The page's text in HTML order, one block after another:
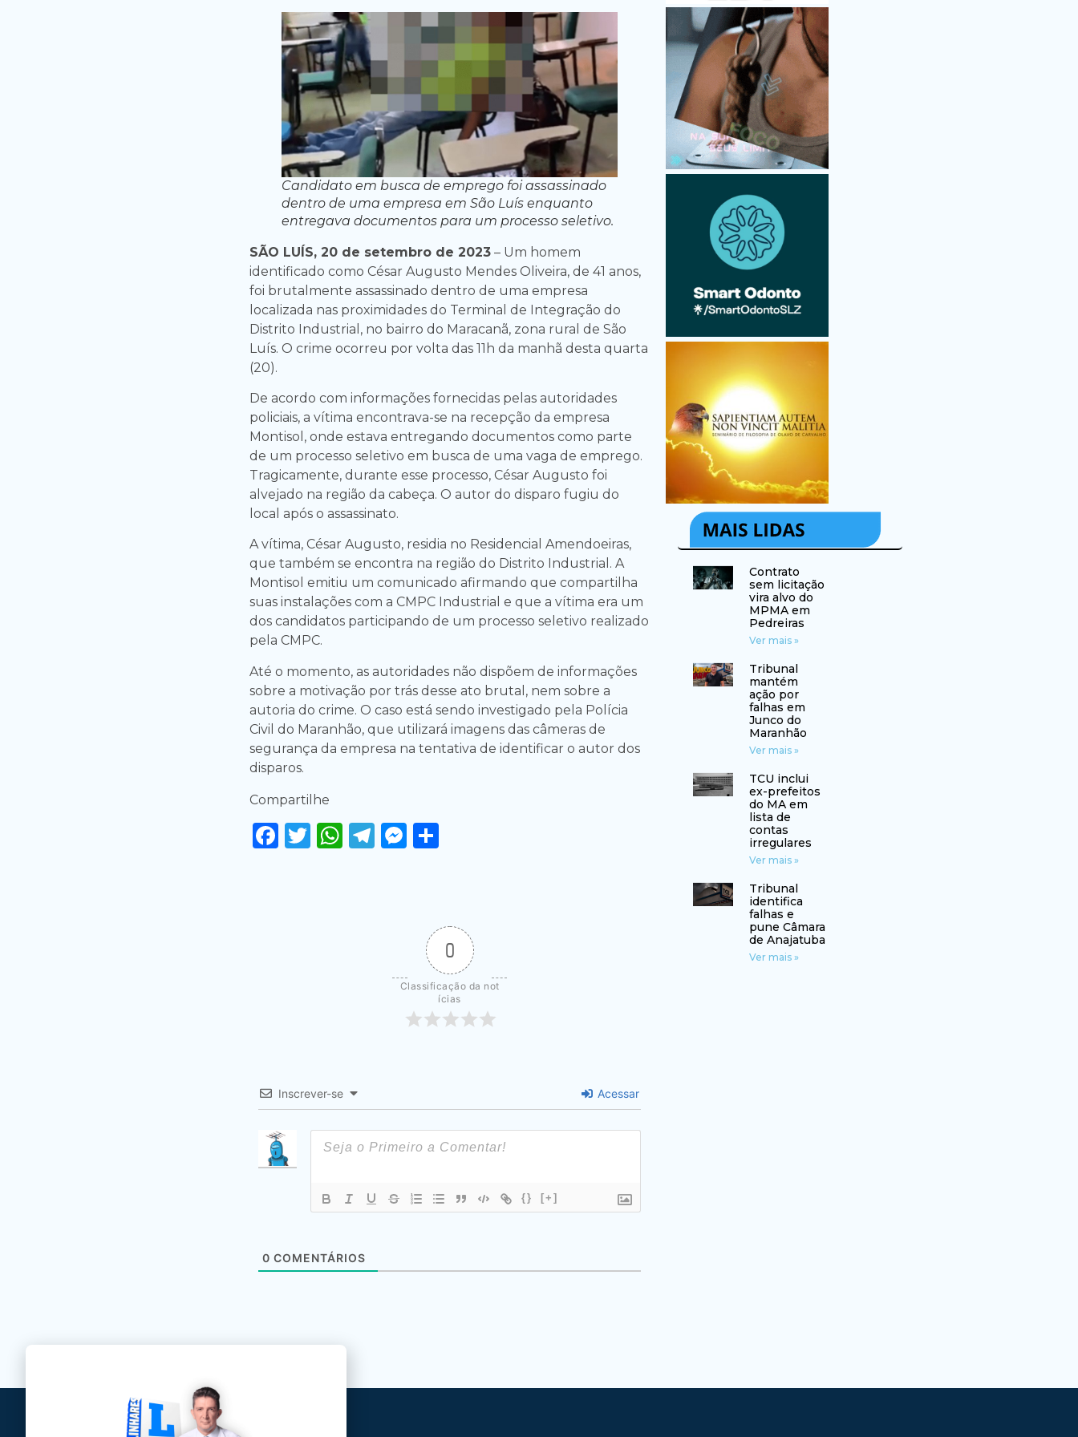
Candidato em busca de emprego foi assassinado
dentro de uma empresa em São Luís enquanto
entregava documentos para um processo seletivo.
SÃO LUÍS, 20 de setembro de 2023 – Um homem
identificado como César Augusto Mendes Oliveira, de 41 anos,
foi brutalmente assassinado dentro de uma empresa
localizada nas proximidades do Terminal de Integração do
Distrito Industrial, no bairro do Maracanã, zona rural de São
Luís. O crime ocorreu por volta das 11h da manhã desta quarta
(20).
De acordo com informações fornecidas pelas autoridades
policiais, a vítima encontrava-se na recepção da empresa
Montisol, onde estava entregando documentos como parte
de um processo seletivo em busca de uma vaga de emprego.
Tragicamente, durante esse processo, César Augusto foi
alvejado na região da cabeça. O autor do disparo fugiu do
local após o assassinato.
A vítima, César Augusto, residia no Residencial Amendoeiras,
que também se encontra na região do Distrito Industrial. A
Montisol emitiu um comunicado afirmando que compartilha
suas instalações com a CMPC Industrial e que a vítima era um
dos candidatos participando de um processo seletivo realizado
pela CMPC.
Até o momento, as autoridades não dispõem de informações
sobre a motivação por trás desse ato brutal, nem sobre a
autoria do crime. O caso está sendo investigado pela Polícia
Civil do Maranhão, que utilizará imagens das câmeras de
segurança da empresa na tentativa de identificar o autor dos
disparos.
Compartilhe
Facebook
Twitter
WhatsApp
Telegram
Messenger
0
Classificação da not
ícias
Inscrever-se Acessar
{} [+]
0 COMENTÁRIOS
Contrato
sem licitação
vira alvo do
MPMA em
Pedreiras
Ver mais »
Tribunal
mantém
ação por
falhas em
Junco do
Maranhão
Ver mais »
TCU inclui
ex-prefeitos
do MA em
lista de
contas
irregulares
Ver mais »
Tribunal
identifica
falhas e
pune Câmara
de Anajatuba
Ver mais »